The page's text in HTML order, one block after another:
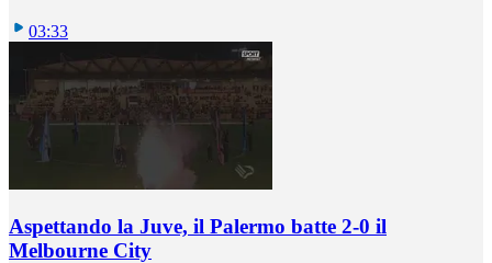
03:33
Aspettando la Juve, il Palermo batte 2-0 il
Melbourne City